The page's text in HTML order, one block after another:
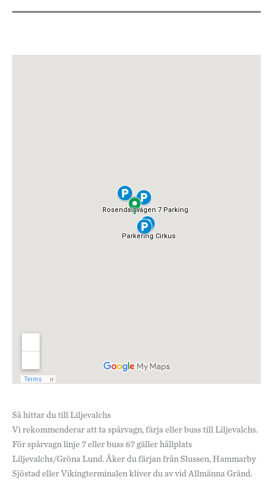
Så hittar du till Liljevalchs
Vi rekommenderar att ta spårvagn, färja eller buss till Liljevalchs.
För spårvagn linje 7 eller buss 67 gäller hållplats
Liljevalchs/Gröna Lund. Åker du färjan från Slussen, Hammarby
Sjöstad eller Vikingterminalen kliver du av vid Allmänna Gränd.